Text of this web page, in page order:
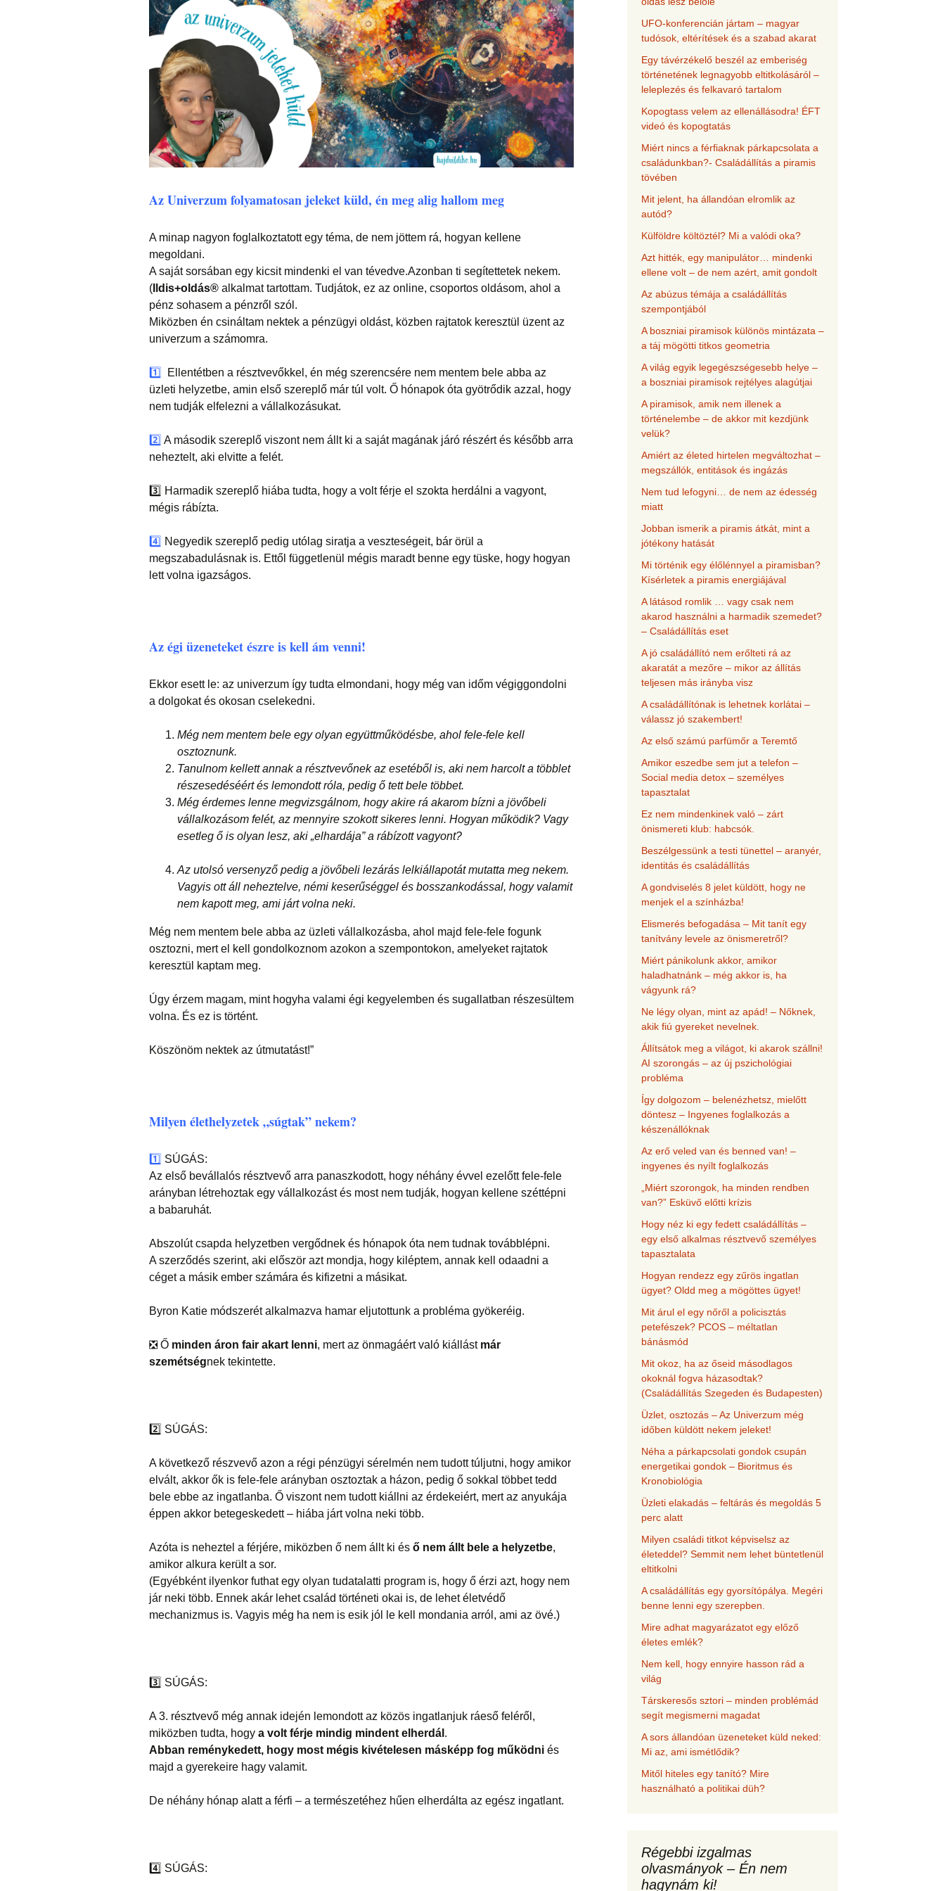
foglalkozások
Az Univerzum folyamatosan jeleket küld, én meg alig hallom meg
A minap nagyon foglalkoztatott egy téma, de nem jöttem rá, hogyan kellene
megoldani.
A saját sorsában egy kicsit mindenki el van tévedve.Azonban ti segítettetek nekem.
( Ildis+oldás® alkalmat tartottam. Tudjátok, ez az online, csoportos oldásom, ahol a
pénz sohasem a pénzről szól.
Miközben én csináltam nektek a pénzügyi oldást, közben rajtatok keresztül üzent az
univerzum a számomra.
1️⃣
Ellentétben a résztvevőkkel, én még szerencsére nem mentem bele abba az
üzleti helyzetbe, amin első szereplő már túl volt. Ő hónapok óta gyötrődik azzal, hogy
nem tudják elfelezni a vállalkozásukat.
2️⃣ A második szereplő viszont nem állt ki a saját magának járó részért és később arra
neheztelt, aki elvitte a felét.
3️⃣ Harmadik szereplő hiába tudta, hogy a volt férje el szokta herdálni a vagyont,
mégis rábízta.
4️⃣ Negyedik szereplő pedig utólag siratja a veszteségeit, bár örül a
megszabadulásnak is. Ettől függetlenül mégis maradt benne egy tüske, hogy hogyan
lett volna igazságos.
Az égi üzeneteket észre is kell ám venni!
Ekkor esett le: az univerzum így tudta elmondani, hogy még van időm végiggondolni
a dolgokat és okosan cselekedni.
Még nem mentem bele egy olyan együttműködésbe, ahol fele-fele kell
osztoznunk.
Tanulnom kellett annak a résztvevőnek az esetéből is, aki nem harcolt a többlet
részesedéséért és lemondott róla, pedig ő tett bele többet.
Még érdemes lenne megvizsgálnom, hogy akire rá akarom bízni a jövőbeli
vállalkozásom felét, az mennyire szokott sikeres lenni. Hogyan működik? Vagy
esetleg ő is olyan lesz, aki „elhardája” a rábízott vagyont?
Az utolsó versenyző pedig a jövőbeli lezárás lelkiállapotát mutatta meg nekem.
Vagyis ott áll neheztelve, némi keserűséggel és bosszankodással, hogy valamit
nem kapott meg, ami járt volna neki.
Még nem mentem bele abba az üzleti vállalkozásba, ahol majd fele-fele fogunk
osztozni, mert el kell gondolkoznom azokon a szempontokon, amelyeket rajtatok
keresztül kaptam meg.
Úgy érzem magam, mint hogyha valami égi kegyelemben és sugallatban részesültem
volna. És ez is történt.
Köszönöm nektek az útmutatást!”
Milyen élethelyzetek „súgtak” nekem?
1️⃣ SÚGÁS:
Az első bevállalós résztvevő arra panaszkodott, hogy néhány évvel ezelőtt fele-fele
arányban létrehoztak egy vállalkozást és most nem tudják, hogyan kellene széttépni
a babaruhát.
Abszolút csapda helyzetben vergődnek és hónapok óta nem tudnak továbblépni.
A szerződés szerint, aki először azt mondja, hogy kiléptem, annak kell odaadni a
céget a másik ember számára és kifizetni a másikat.
Byron Katie módszerét alkalmazva hamar eljutottunk a probléma gyökeréig.
❎ Ő minden áron fair akart lenni, mert az önmagáért való kiállást már
szemétségnek tekintette.
2️⃣ SÚGÁS:
A következő részvevő azon a régi pénzügyi sérelmén nem tudott túljutni, hogy amikor
elvált, akkor ők is fele-fele arányban osztoztak a házon, pedig ő sokkal többet tedd
bele ebbe az ingatlanba. Ő viszont nem tudott kiállni az érdekeiért, mert az anyukája
éppen akkor betegeskedett – hiába járt volna neki több.
Azóta is neheztel a férjére, miközben ő nem állt ki és ő nem állt bele a helyzetbe,
amikor alkura került a sor.
(Egyébként ilyenkor futhat egy olyan tudatalatti program is, hogy ő érzi azt, hogy nem
jár neki több. Ennek akár lehet család történeti okai is, de lehet életvédő
mechanizmus is. Vagyis még ha nem is esik jól le kell mondania arról, ami az övé.)
3️⃣ SÚGÁS:
A 3. résztvevő még annak idején lemondott az közös ingatlanjuk ráeső feléről,
miközben tudta, hogy a volt férje mindig mindent elherdál .
Abban reménykedett, hogy most mégis kivételesen másképp fog működni és
majd a gyerekeire hagy valamit.
De néhány hónap alatt a férfi – a természetéhez hűen elherdálta az egész ingatlant.
4️⃣ SÚGÁS:
UFO-konferencián jártam – magyar
tudósok, eltérítések és a szabad akarat
Egy távérzékelő beszél az emberiség
történetének legnagyobb eltitkolásáról –
leleplezés és felkavaró tartalom
Kopogtass velem az ellenállásodra! ÉFT
videó és kopogtatás
Miért nincs a férfiaknak párkapcsolata a
családunkban?- Családállítás a piramis
tövében
Mit jelent, ha állandóan elromlik az
autód?
Külföldre költöztél? Mi a valódi oka?
Azt hitték, egy manipulátor… mindenki
ellene volt – de nem azért, amit gondolt
Az abúzus témája a családállítás
szempontjából
A boszniai piramisok különös mintázata –
a táj mögötti titkos geometria
A világ egyik legegészségesebb helye –
a boszniai piramisok rejtélyes alagútjai
A piramisok, amik nem illenek a
történelembe – de akkor mit kezdjünk
velük?
Amiért az életed hirtelen megváltozhat –
megszállók, entitások és ingázás
Nem tud lefogyni… de nem az édesség
miatt
Jobban ismerik a piramis átkát, mint a
jótékony hatását
Mi történik egy élőlénnyel a piramisban?
Kísérletek a piramis energiájával
A látásod romlik … vagy csak nem
akarod használni a harmadik szemedet?
– Családállítás eset
A jó családállító nem erőlteti rá az
akaratát a mezőre – mikor az állítás
teljesen más irányba visz
A családállítónak is lehetnek korlátai –
válassz jó szakembert!
Az első számú parfümőr a Teremtő
Amikor eszedbe sem jut a telefon –
Social media detox – személyes
tapasztalat
Ez nem mindenkinek való – zárt
önismereti klub: habcsók.
Beszélgessünk a testi tünettel – aranyér,
identitás és családállítás
A gondviselés 8 jelet küldött, hogy ne
menjek el a színházba!
Elismerés befogadása – Mit tanít egy
tanítvány levele az önismeretről?
Miért pánikolunk akkor, amikor
haladhatnánk – még akkor is, ha
vágyunk rá?
Ne légy olyan, mint az apád! – Nőknek,
akik fiú gyereket nevelnek.
Állítsátok meg a világot, ki akarok szállni!
AI szorongás – az új pszichológiai
probléma
Így dolgozom – belenézhetsz, mielőtt
döntesz – Ingyenes foglalkozás a
készenállóknak
Az erő veled van és benned van! –
ingyenes és nyílt foglalkozás
„Miért szorongok, ha minden rendben
van?” Esküvő előtti krízis
Hogy néz ki egy fedett családállítás –
egy első alkalmas résztvevő személyes
tapasztalata
Hogyan rendezz egy zűrös ingatlan
ügyet? Oldd meg a mögöttes ügyet!
Mit árul el egy nőről a policisztás
petefészek? PCOS – méltatlan
bánásmód
Mit okoz, ha az őseid másodlagos
okoknál fogva házasodtak?
(Családállítás Szegeden és Budapesten)
Üzlet, osztozás – Az Univerzum még
időben küldött nekem jeleket!
Néha a párkapcsolati gondok csupán
energetikai gondok – Bioritmus és
Kronobiológia
Üzleti elakadás – feltárás és megoldás 5
perc alatt
Milyen családi titkot képviselsz az
életeddel? Semmit nem lehet büntetlenül
eltitkolni
A családállítás egy gyorsítópálya. Megéri
benne lenni egy szerepben.
Mire adhat magyarázatot egy előző
életes emlék?
Nem kell, hogy ennyire hasson rád a
világ
Társkeresős sztori – minden problémád
segít megismerni magadat
A sors állandóan üzeneteket küld neked:
Mi az, ami ismétlődik?
Mitől hiteles egy tanító? Mire
használható a politikai düh?
Régebbi izgalmas
olvasmányok – Én nem
hagynám ki!